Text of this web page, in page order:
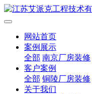
网站首页
案例展示
全部 南京厂房装修
客户案例
全部 铜陵厂房装修
关于我们